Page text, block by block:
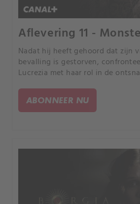
Aflevering 11 -
Nadat hij heeft gehoord dat zijn
bevalling is gestorven,
Lucrezia met haar rol in de
vastbesloten om non te blijven.
ABONNEER NU